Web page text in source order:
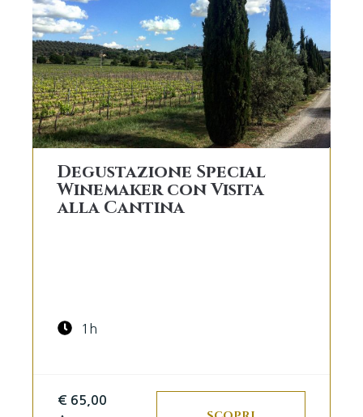
Degustazione Special
Winemaker con Visita
alla Cantina
1h
€ 65,00